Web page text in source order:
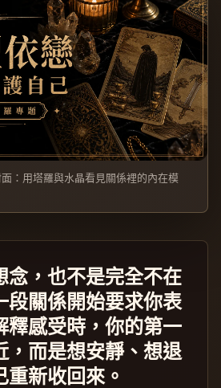
：用塔羅與水晶看見關係裡的內在模
念，也不是完全不在
段關係開始要求你表
釋感受時，你的第一
，而是想安靜、想退
重新收回來。